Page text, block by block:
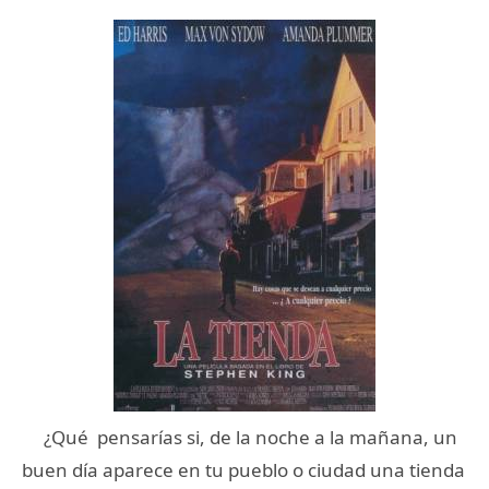
¿Qué pensarías si, de la noche a la mañana, un
buen día aparece en tu pueblo o ciudad una tienda